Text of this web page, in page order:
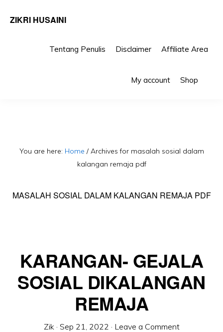
ZIKRI HUSAINI
Tentang Penulis Disclaimer Affiliate Area
My account Shop
You are here: Home /Archives for masalah sosial dalam
kalangan remaja pdf
MASALAH SOSIAL DALAM KALANGAN REMAJA PDF
KARANGAN- GEJALA
SOSIAL DIKALANGAN
REMAJA
Zik· Sep 21, 2022 · Leave a Comment